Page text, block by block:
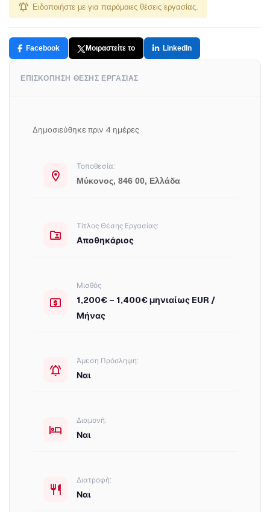
Ειδοποιήστε με για παρόμοιες θέσεις εργασίας.
Facebook Μοιραστείτε το LinkedIn
ΕΠΙΣΚΌΠΗΣΗ ΘΈΣΗΣ ΕΡΓΑΣΊΑΣ
Δημοσιεύθηκε πριν 4 ημέρες
Τοποθεσία:
Μύκονος, 846 00, Ελλάδα
Τίτλος Θέσης Εργασίας:
Αποθηκάριος
Μισθός
1,200€ – 1,400€ μηνιαίως EUR /
Μήνας
Άμεση Πρόσληψη:
Ναι
Διαμονή:
Ναι
Διατροφή:
Ναι